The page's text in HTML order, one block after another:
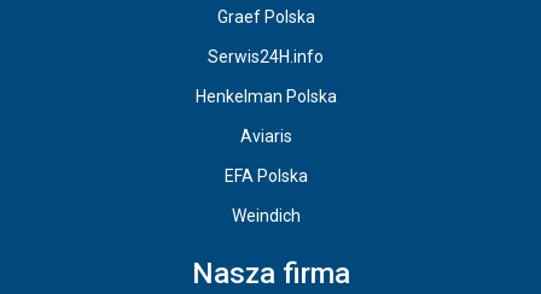
Graef Polska
Serwis24H.info
Henkelman Polska
Aviaris
EFA Polska
Weindich
Nasza firma